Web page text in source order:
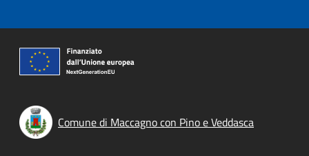
Comune di Maccagno con Pino e Veddasca